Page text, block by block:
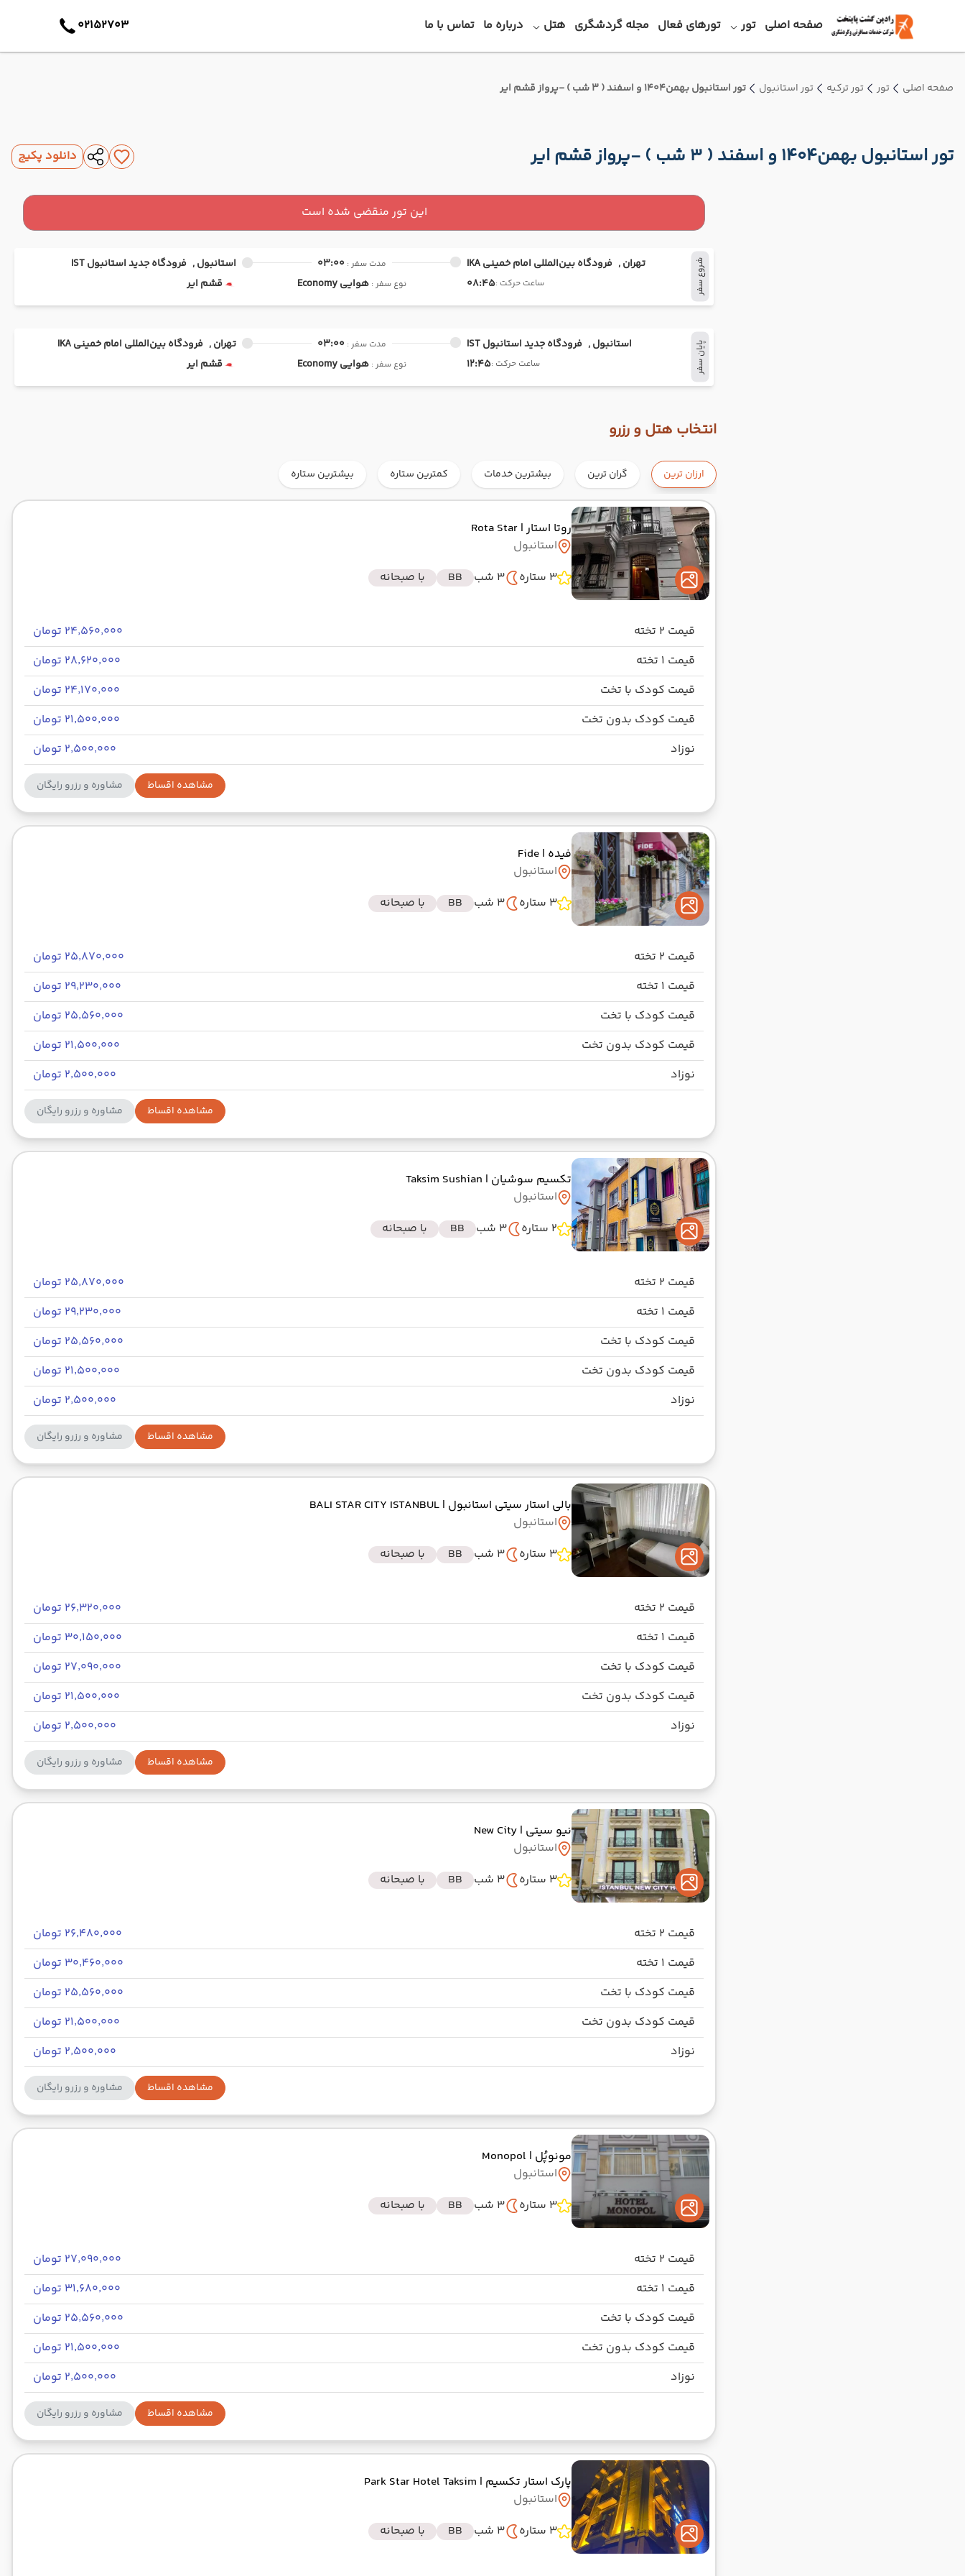
صفحه اصلی تور تورهای فعال مجله گردشگری هتل درباره ما تماس با ما 02152703
صفحه اصلی تور تور ترکیه تور استانبول تور استانبول بهمن1404 و اسفند ( 3 شب ) -پرواز قشم ایر
تور استانبول بهمن1404 و اسفند ( 3 شب ) -پرواز قشم ایر دانلود پکیج
این تور منقضی شده است
شروع سفر تهران , فرودگاه بین‌المللی امام خمینی IKA
ساعت حرکت :08:45
مدت سفر : 03:00
نوع سفر :هواییEconomy
استانبول , فرودگاه جدید استانبول IST
قشم ایر
پایان سفر استانبول , فرودگاه جدید استانبول IST
ساعت حرکت :12:45
مدت سفر : 03:00
نوع سفر :هواییEconomy
تهران , فرودگاه بین‌المللی امام خمینی IKA
قشم ایر
انتخاب هتل و رزرو
ارزان ترین گران ترین بیشترین خدمات کمترین ستاره بیشترین ستاره
روتا استار| Rota Star
استانبول
3 ستاره
3 شب BB با صبحانه
قیمت 2 تخته
۲۴٬۵۶۰٬۰۰۰ تومان
قیمت 1 تخته
۲۸٬۶۲۰٬۰۰۰ تومان
قیمت کودک با تخت
۲۴٬۱۷۰٬۰۰۰ تومان
قیمت کودک بدون تخت
۲۱٬۵۰۰٬۰۰۰ تومان
نوزاد
۲٬۵۰۰٬۰۰۰ تومان
مشاهده اقساط مشاوره و رزرو رایگان
فیده | Fide
استانبول
3 ستاره
3 شب BB با صبحانه
قیمت 2 تخته
۲۵٬۸۷۰٬۰۰۰ تومان
قیمت 1 تخته
۲۹٬۲۳۰٬۰۰۰ تومان
قیمت کودک با تخت
۲۵٬۵۶۰٬۰۰۰ تومان
قیمت کودک بدون تخت
۲۱٬۵۰۰٬۰۰۰ تومان
نوزاد
۲٬۵۰۰٬۰۰۰ تومان
مشاهده اقساط مشاوره و رزرو رایگان
تکسیم سوشیان | Taksim Sushian
استانبول
2 ستاره
3 شب BB با صبحانه
قیمت 2 تخته
۲۵٬۸۷۰٬۰۰۰ تومان
قیمت 1 تخته
۲۹٬۲۳۰٬۰۰۰ تومان
قیمت کودک با تخت
۲۵٬۵۶۰٬۰۰۰ تومان
قیمت کودک بدون تخت
۲۱٬۵۰۰٬۰۰۰ تومان
نوزاد
۲٬۵۰۰٬۰۰۰ تومان
مشاهده اقساط مشاوره و رزرو رایگان
بالی استار سیتی استانبول | BALI STAR CITY ISTANBUL
استانبول
3 ستاره
3 شب BB با صبحانه
قیمت 2 تخته
۲۶٬۳۲۰٬۰۰۰ تومان
قیمت 1 تخته
۳۰٬۱۵۰٬۰۰۰ تومان
قیمت کودک با تخت
۲۷٬۰۹۰٬۰۰۰ تومان
قیمت کودک بدون تخت
۲۱٬۵۰۰٬۰۰۰ تومان
نوزاد
۲٬۵۰۰٬۰۰۰ تومان
مشاهده اقساط مشاوره و رزرو رایگان
نیو سیتی | New City
استانبول
3 ستاره
3 شب BB با صبحانه
قیمت 2 تخته
۲۶٬۴۸۰٬۰۰۰ تومان
قیمت 1 تخته
۳۰٬۴۶۰٬۰۰۰ تومان
قیمت کودک با تخت
۲۵٬۵۶۰٬۰۰۰ تومان
قیمت کودک بدون تخت
۲۱٬۵۰۰٬۰۰۰ تومان
نوزاد
۲٬۵۰۰٬۰۰۰ تومان
مشاهده اقساط مشاوره و رزرو رایگان
مونوپُل | Monopol
استانبول
3 ستاره
3 شب BB با صبحانه
قیمت 2 تخته
۲۷٬۰۹۰٬۰۰۰ تومان
قیمت 1 تخته
۳۱٬۶۸۰٬۰۰۰ تومان
قیمت کودک با تخت
۲۵٬۵۶۰٬۰۰۰ تومان
قیمت کودک بدون تخت
۲۱٬۵۰۰٬۰۰۰ تومان
نوزاد
۲٬۵۰۰٬۰۰۰ تومان
مشاهده اقساط مشاوره و رزرو رایگان
پارک استار تکسیم | Park Star Hotel Taksim
استانبول
3 ستاره
3 شب BB با صبحانه